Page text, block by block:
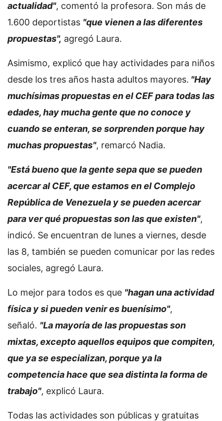
actualidad", comentó la profesora. Son más de
1.600 deportistas "que vienen a las diferentes
propuestas", agregó Laura.
Asimismo, explicó que hay actividades para niños
desde los tres años hasta adultos mayores. "Hay
muchísimas propuestas en el CEF para todas las
edades, hay mucha gente que no conoce y
cuando se enteran, se sorprenden porque hay
muchas propuestas", remarcó Nadia.
"Está bueno que la gente sepa que se pueden
acercar al CEF, que estamos en el Complejo
República de Venezuela y se pueden acercar
para ver qué propuestas son las que existen",
indicó. Se encuentran de lunes a viernes, desde
las 8, también se pueden comunicar por las redes
sociales, agregó Laura.
Lo mejor para todos es que "hagan una actividad
física y si pueden venir es buenísimo",
señaló. "La mayoría de las propuestas son
mixtas, excepto aquellos equipos que compiten,
que ya se especializan, porque ya la
competencia hace que sea distinta la forma de
trabajo", explicó Laura.
Todas las actividades son públicas y gratuitas